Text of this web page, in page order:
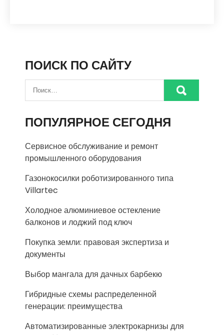
ПОИСК ПО САЙТУ
ПОПУЛЯРНОЕ СЕГОДНЯ
Сервисное обслуживание и ремонт
промышленного оборудования
Газонокосилки роботизированного типа
Villartec
Холодное алюминиевое остекление
балконов и лоджий под ключ
Покупка земли: правовая экспертиза и
документы
Выбор мангала для дачных барбекю
Гибридные схемы распределенной
генерации: преимущества
Автоматизированные электрокарнизы для